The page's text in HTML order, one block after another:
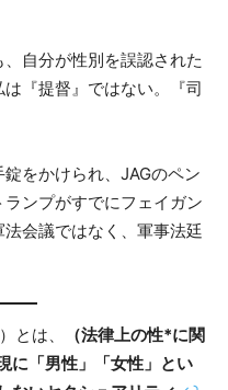
自分が性別を誤認された
『提督』ではない。『司
をかけられ、JAGのペン
ンプがすでにフェイガン
会議ではなく、軍事法廷
とは、
（法律上の性*に関
に「男性」「女性」とい